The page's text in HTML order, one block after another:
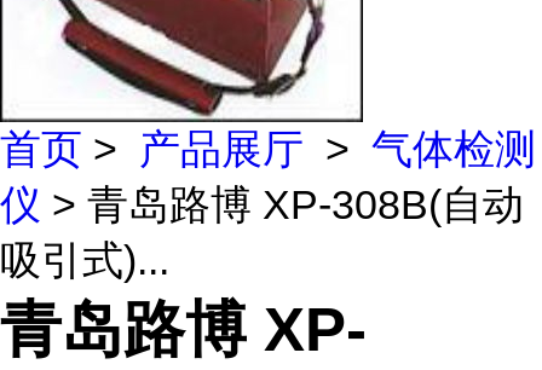
首页 > 产品展厅 > 气体检测
仪 > 青岛路博 XP-308B(自动
吸引式)...
青岛路博 XP-